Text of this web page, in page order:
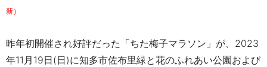
新）
昨年初開催され好評だった「ちた梅子マラソン」が、2023
年11月19日(日)に知多市佐布里緑と花のふれあい公園および